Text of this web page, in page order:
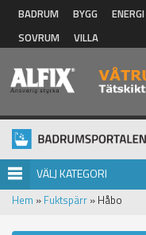
Hoppa till huvudinnehåll
BADRUM BYGG ENERGI
SOVRUM
VILLA
VÄLJ KATEGORI
Hem » Fuktspärr » Håbo